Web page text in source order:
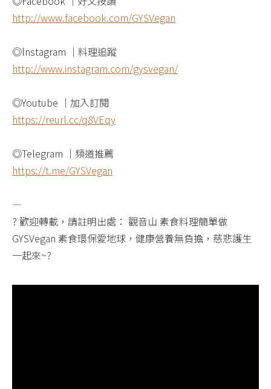
http://www.facebook.com/GYSVegan​
◎lnstagram ｜料理追蹤​
http://www.instagram.com/gysvegan/​
◎Youtube ｜加入訂閱​
https://reurl.cc/q8VEqy​
◎Telegram ｜頻道推薦​
https://t.me/GYSVegan​
—​
? 歡迎轉載，請註明出處： 觀音山 素食料理簡單做
GYSVegan 素食環保愛地球，健康營養無負擔，慈悲護生
一起來~?